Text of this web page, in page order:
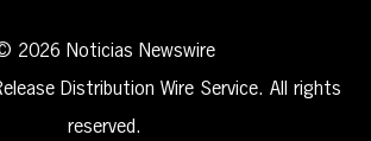
2026 Noticias Newswire
Distribution Wire Service. All rights
reserved.